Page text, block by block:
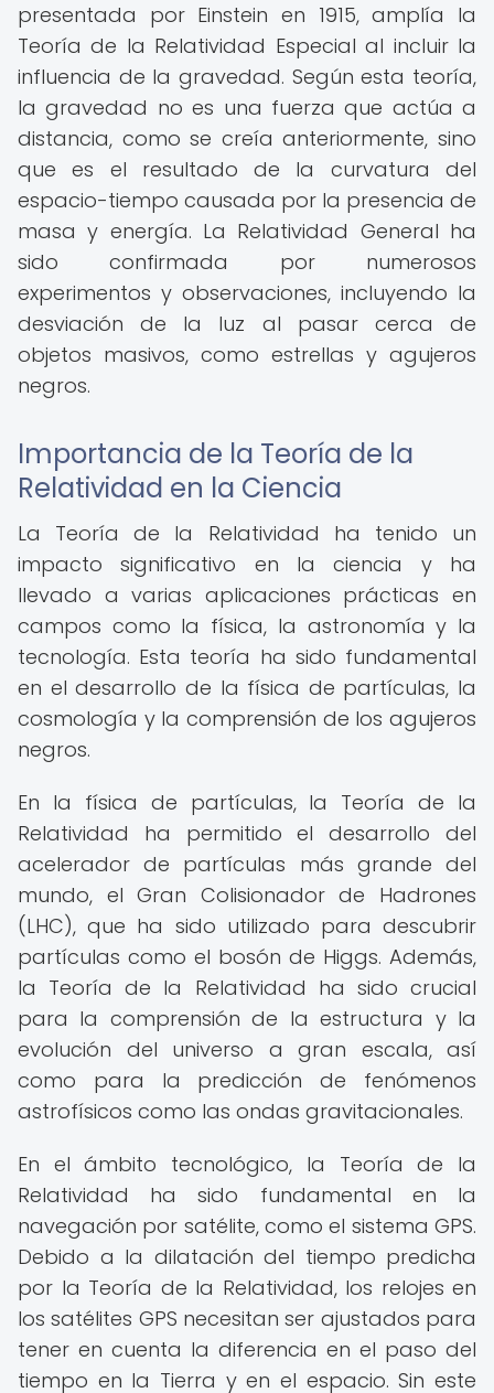
presentada por Einstein en 1915, amplía la
Teoría de la Relatividad Especial al incluir la
influencia de la gravedad. Según esta teoría,
la gravedad no es una fuerza que actúa a
distancia, como se creía anteriormente, sino
que es el resultado de la curvatura del
espacio-tiempo causada por la presencia de
masa y energía. La Relatividad General ha
sido confirmada por numerosos
experimentos y observaciones, incluyendo la
desviación de la luz al pasar cerca de
objetos masivos, como estrellas y agujeros
negros.
Importancia de la Teoría de la
Relatividad en la Ciencia
La Teoría de la Relatividad ha tenido un
impacto significativo en la ciencia y ha
llevado a varias aplicaciones prácticas en
campos como la física, la astronomía y la
tecnología. Esta teoría ha sido fundamental
en el desarrollo de la física de partículas, la
cosmología y la comprensión de los agujeros
negros.
En la física de partículas, la Teoría de la
Relatividad ha permitido el desarrollo del
acelerador de partículas más grande del
mundo, el Gran Colisionador de Hadrones
(LHC), que ha sido utilizado para descubrir
partículas como el bosón de Higgs. Además,
la Teoría de la Relatividad ha sido crucial
para la comprensión de la estructura y la
evolución del universo a gran escala, así
como para la predicción de fenómenos
astrofísicos como las ondas gravitacionales.
En el ámbito tecnológico, la Teoría de la
Relatividad ha sido fundamental en la
navegación por satélite, como el sistema GPS.
Debido a la dilatación del tiempo predicha
por la Teoría de la Relatividad, los relojes en
los satélites GPS necesitan ser ajustados para
tener en cuenta la diferencia en el paso del
tiempo en la Tierra y en el espacio. Sin este